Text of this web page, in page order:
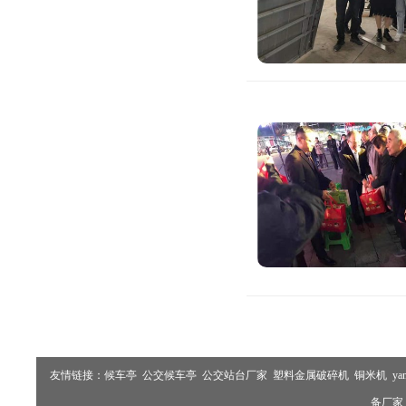
友情链接： 候车亭 公交候车亭 公交站台厂家 塑料金属破碎机 铜米机
备厂家